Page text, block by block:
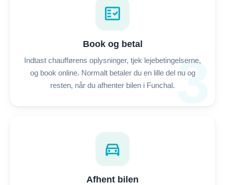
3
fact_check
Book og betal
Indtast chaufførens oplysninger, tjek lejebetingelserne,
og book online. Normalt betaler du en lille del nu og
resten, når du afhenter bilen i Funchal.
directions_car
Afhent bilen